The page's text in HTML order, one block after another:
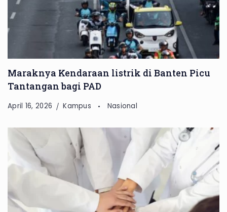
Maraknya Kendaraan listrik di Banten Picu
Tantangan bagi PAD
April 16, 2026 Kampus Nasional